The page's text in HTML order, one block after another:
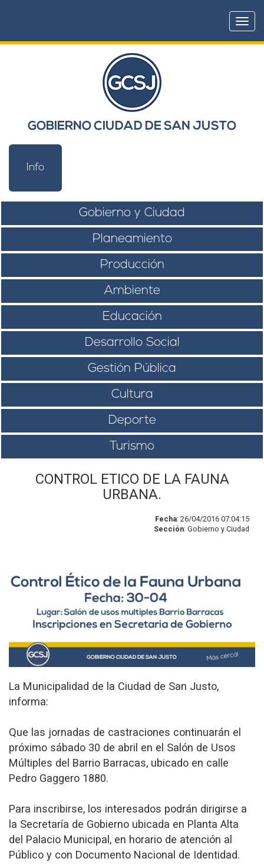
GOBIERNO CIUDAD DE SAN JUSTO
Info
Gobierno y Ciudad
Planeamiento
Producción
Ambiente
Educación
Desarrollo Social
Gestión Pública
Cultura
Deporte
Turismo
CONTROL ETICO DE LA FAUNA
URBANA.
Fecha: 26/04/2016 07:04:15
Sección: Gobierno y Ciudad
La Municipalidad de la Ciudad de San Justo,
informa:
Que las jornadas de castraciones continuarán el
próximo sábado 30 de abril en el Salón de Usos
Múltiples del Barrio Barracas, ubicado en calle
Pedro Gaggero 1880.
Para inscribirse, los interesados podrán dirigirse a
la Secretaría de Gobierno ubicada en Planta Alta
del Palacio Municipal, en horario de atención al
Público y con Documento Nacional de Identidad.